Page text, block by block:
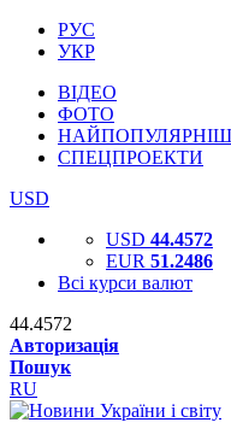
РУС
УКР
ВІДЕО
ФОТО
СПЕЦПРОЕКТИ
USD
USD 44.4572
EUR 51.2486
Всі курси валют
44.4572
Авторизація
Пошук
RU